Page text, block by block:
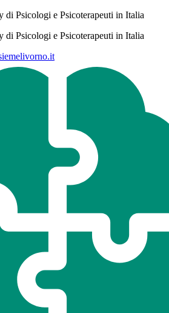
Psicologi e Psicoterapeuti in Italia
Psicologi e Psicoterapeuti in Italia